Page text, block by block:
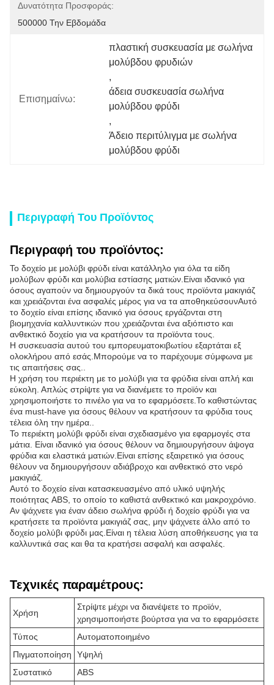
Δυνατότητα Προσφοράς:
500000 Την Εβδομάδα
Επισημαίνω:
πλαστική συσκευασία με σωλήνα
μολύβδου φρυδιών
,
άδεια συσκευασία σωλήνα
μολύβδου φρύδι
,
Άδειο περιτύλιγμα με σωλήνα
μολύβδου φρύδι
Περιγραφή Του Προϊόντος
Περιγραφή του προϊόντος:
Το δοχείο με μολύβι φρύδι είναι κατάλληλο για όλα τα είδη
μολύβων φρύδι και μολύβια εστίασης ματιών.Είναι ιδανικό για
όσους αγαπούν να δημιουργούν τα δικά τους προϊόντα μακιγιάζ
και χρειάζονται ένα ασφαλές μέρος για να τα αποθηκεύσουνΑυτό
το δοχείο είναι επίσης ιδανικό για όσους εργάζονται στη
βιομηχανία καλλυντικών που χρειάζονται ένα αξιόπιστο και
ανθεκτικό δοχείο για να κρατήσουν τα προϊόντα τους.
Η συσκευασία αυτού του εμπορευματοκιβωτίου εξαρτάται εξ
ολοκλήρου από εσάς.Μπορούμε να το παρέχουμε σύμφωνα με
τις απαιτήσεις σας..
Η χρήση του περιέκτη με το μολύβι για τα φρύδια είναι απλή και
εύκολη. Απλώς στρίψτε για να διανέμετε το προϊόν και
χρησιμοποιήστε το πινέλο για να το εφαρμόσετε.Το καθιστώντας
ένα must-have για όσους θέλουν να κρατήσουν τα φρύδια τους
τέλεια όλη την ημέρα..
Το περιέκτη μολύβι φρύδι είναι σχεδιασμένο για εφαρμογές στα
μάτια. Είναι ιδανικό για όσους θέλουν να δημιουργήσουν άψογα
φρύδια και ελαστικά ματιών.Είναι επίσης εξαιρετικό για όσους
θέλουν να δημιουργήσουν αδιάβροχο και ανθεκτικό στο νερό
μακιγιάζ.
Αυτό το δοχείο είναι κατασκευασμένο από υλικό υψηλής
ποιότητας ABS, το οποίο το καθιστά ανθεκτικό και μακροχρόνιο.
Αν ψάχνετε για έναν άδειο σωλήνα φρύδι ή δοχείο φρύδι για να
κρατήσετε τα προϊόντα μακιγιάζ σας, μην ψάχνετε άλλο από το
δοχείο μολύβι φρύδι μας.Είναι η τέλεια λύση αποθήκευσης για τα
καλλυντικά σας και θα τα κρατήσει ασφαλή και ασφαλές.
Τεχνικές παραμέτρους:
Χρήση
Στρίψτε μέχρι να διανέψετε το προϊόν,
χρησιμοποιήστε βούρτσα για να το εφαρμόσετε
Τύπος
Αυτοματοποιημένο
Πιγματοποίηση
Υψηλή
Συστατικό
ABS